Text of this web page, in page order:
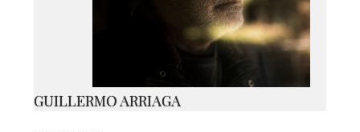
033A1240
GUILLERMO ARRIAGA